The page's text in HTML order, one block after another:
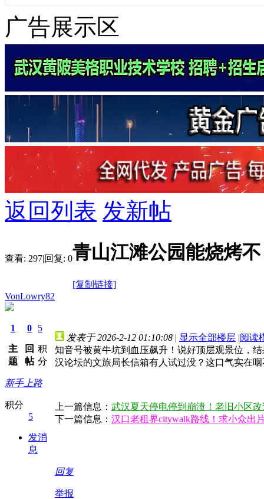
广告展示区
返回列表 发新帖
查看: 297|回复: 0青山江滩公园能烧烤
[复制链接]
VonLowry82
1
主
题
0
回
帖
5
积
分
新手上路
积分
5
发消
息
发表于 2026-2-12 01:10:08 | 显示全部楼层 |阅读
知音号被黄牛坑到血压飙升！说好顶层观景位，
汉论坛的文旅局长信箱有人试过没？这口气实在
上一篇信息： 武汉夏天停电停到崩溃！老旧小区
下一篇信息： 汉口老租界citywalk路线！求小众出
回复
举报